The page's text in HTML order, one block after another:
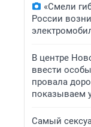
«Смели
России
В центре
ввести
провала
показываем
Самый